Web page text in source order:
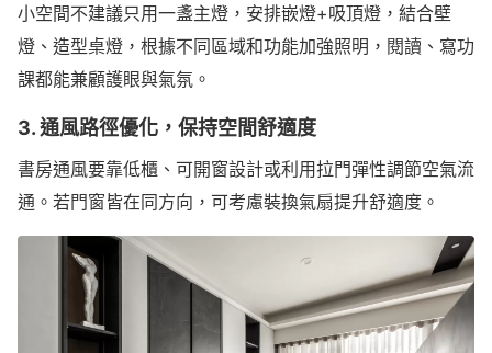
小空間不建議只用一盞主燈，安排嵌燈+吸頂燈，結合壁
燈、造型桌燈，根據不同區域和功能加強照明，閱讀、寫功
課都能兼顧護眼與氣氛。
3. 通風路徑優化，保持空間舒適度
書房通風要靠低櫃、可開窗設計或利用拉門彈性調節空氣流
通。若門窗皆在同方向，可考慮裝換氣扇提升舒適度。